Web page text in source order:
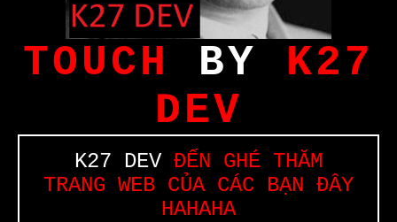
TOUCH BY K27
DEV
K27 DEVĐẾN GHÉ THĂM
TRANG WEB CỦA CÁC BẠN ĐÂY
HAHAHA